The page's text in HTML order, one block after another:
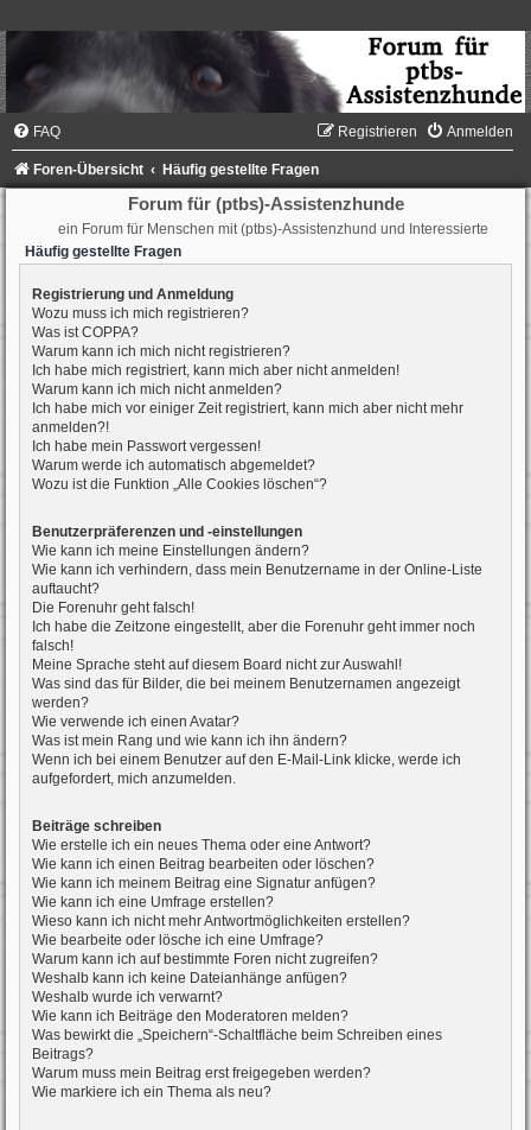
FAQ Anmelden
Registrieren
Foren-Übersicht Häufig gestellte Fragen
Forum für (ptbs)-Assistenzhunde
ein Forum für Menschen mit (ptbs)-Assistenzhund und Interessierte
Häufig gestellte Fragen
Registrierung und Anmeldung
Wozu muss ich mich registrieren?
Was ist COPPA?
Warum kann ich mich nicht registrieren?
Ich habe mich registriert, kann mich aber nicht anmelden!
Warum kann ich mich nicht anmelden?
Ich habe mich vor einiger Zeit registriert, kann mich aber nicht mehr
anmelden?!
Ich habe mein Passwort vergessen!
Warum werde ich automatisch abgemeldet?
Wozu ist die Funktion „Alle Cookies löschen“?
Benutzerpräferenzen und -einstellungen
Wie kann ich meine Einstellungen ändern?
Wie kann ich verhindern, dass mein Benutzername in der Online-Liste
auftaucht?
Die Forenuhr geht falsch!
Ich habe die Zeitzone eingestellt, aber die Forenuhr geht immer noch
falsch!
Meine Sprache steht auf diesem Board nicht zur Auswahl!
Was sind das für Bilder, die bei meinem Benutzernamen angezeigt
werden?
Wie verwende ich einen Avatar?
Was ist mein Rang und wie kann ich ihn ändern?
Wenn ich bei einem Benutzer auf den E-Mail-Link klicke, werde ich
aufgefordert, mich anzumelden.
Beiträge schreiben
Wie erstelle ich ein neues Thema oder eine Antwort?
Wie kann ich einen Beitrag bearbeiten oder löschen?
Wie kann ich meinem Beitrag eine Signatur anfügen?
Wie kann ich eine Umfrage erstellen?
Wieso kann ich nicht mehr Antwortmöglichkeiten erstellen?
Wie bearbeite oder lösche ich eine Umfrage?
Warum kann ich auf bestimmte Foren nicht zugreifen?
Weshalb kann ich keine Dateianhänge anfügen?
Weshalb wurde ich verwarnt?
Wie kann ich Beiträge den Moderatoren melden?
Was bewirkt die „Speichern“-Schaltfläche beim Schreiben eines
Beitrags?
Warum muss mein Beitrag erst freigegeben werden?
Wie markiere ich ein Thema als neu?